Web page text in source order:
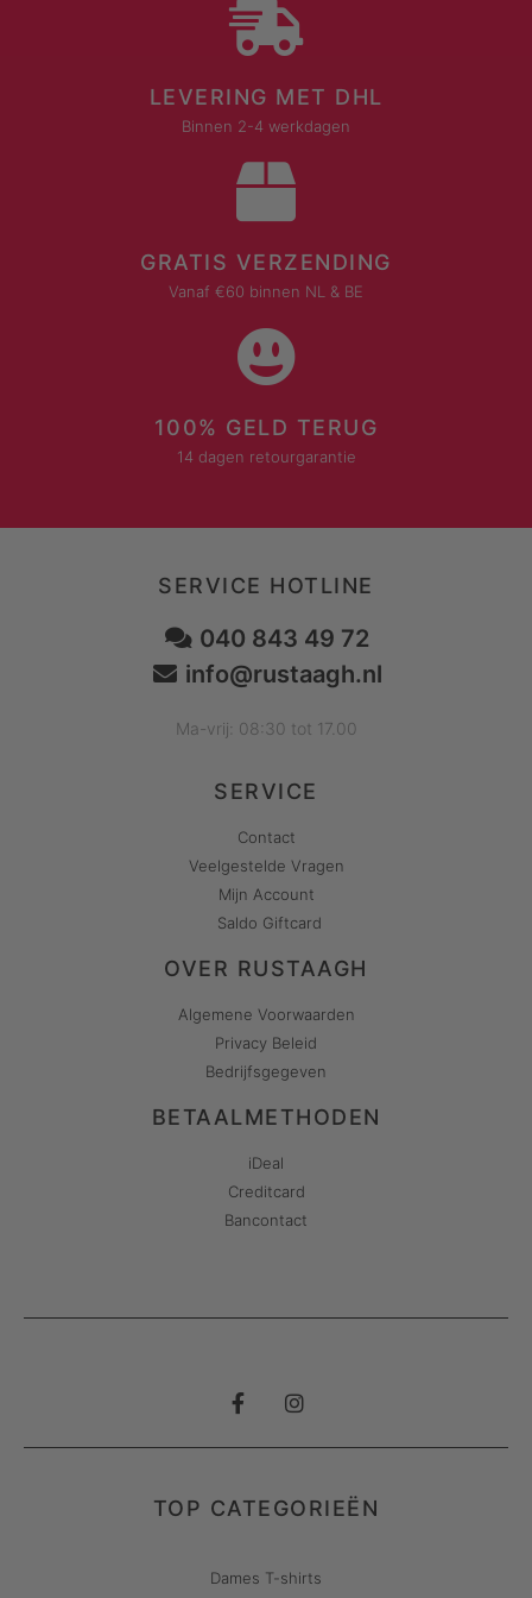
LEVERING MET DHL
Binnen 2-4 werkdagen
GRATIS VERZENDING
Vanaf €60 binnen NL & BE
100% GELD TERUG
14 dagen retourgarantie
SERVICE HOTLINE
040 843 49 72
info@rustaagh.nl
Ma-vrij: 08:30 tot 17.00
SERVICE
Contact
Veelgestelde Vragen
Mijn Account
Saldo Giftcard
OVER RUSTAAGH
Algemene Voorwaarden
Privacy Beleid
Bedrijfsgegeven
BETAALMETHODEN
iDeal
Creditcard
Bancontact
TOP CATEGORIEËN
Dames T-shirts